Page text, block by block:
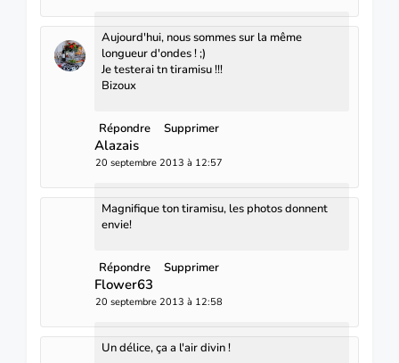
Aujourd'hui, nous sommes sur la même
longueur d'ondes ! ;)
Je testerai tn tiramisu !!!
Bizoux
Répondre Supprimer
Alazais
20 septembre 2013 à 12:57
Magnifique ton tiramisu, les photos donnent
envie!
Répondre Supprimer
Flower63
20 septembre 2013 à 12:58
Un délice, ça a l'air divin !